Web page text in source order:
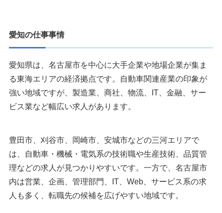
1.愛知の非公開求人を確認できる
愛知の転職におすすめの転職エージェント8選
1：リクルートエージェント｜愛知の求人を幅広く確認し
たい方におすすめ
を併用したい方におすすめ
3：MUSUBU｜愛知・名古屋でキャリアチェンジを考える
方におすすめ
4：ワークポート｜IT・Web・ゲーム業界も視野に入れた
い方におすすめ
愛知の仕事事情
愛知県は、名古屋市を中心に大手企業や地場企業が集ま
る東海エリアの経済拠点です。自動車関連産業の印象が
強い地域ですが、製造業、商社、物流、IT、金融、サー
ビス業など幅広い求人があります。
豊田市、刈谷市、岡崎市、安城市などの三河エリアで
は、自動車・機械・電気系の技術職や生産技術、品質管
理などの求人が見つかりやすいです。一方で、名古屋市
内は営業、企画、管理部門、IT、Web、サービス系の求
人も多く、転職先の候補を広げやすい地域です。